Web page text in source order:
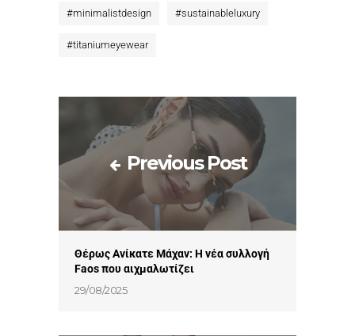
#minimalistdesign #sustainableluxury
#titaniumeyewear
Previous Post
Θέρως Ανίκατε Μάχαν: Η νέα συλλογή
Faos που αιχμαλωτίζει
29/08/2025